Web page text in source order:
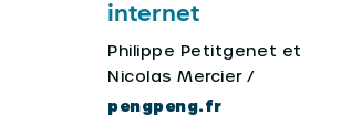
internet
Philippe Petitgenet et
Nicolas Mercier /
pengpeng.fr